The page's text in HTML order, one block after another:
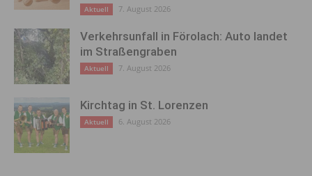
Aktuell 7. August 2026
Verkehrsunfall in Förolach: Auto landet
im Straßengraben
Aktuell 7. August 2026
Kirchtag in St. Lorenzen
Aktuell 6. August 2026